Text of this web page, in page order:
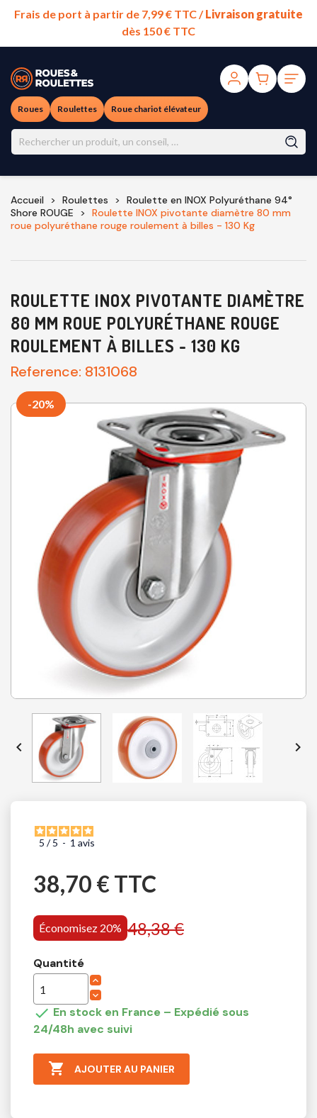
Frais de port à partir de 7,99 € TTC /Livraison gratuite
dès 150 € TTC
Roues Roulettes Roue chariot élévateur
Accueil Roulettes
Roulette en INOX Polyuréthane 94°
Shore ROUGE
Roulette INOX pivotante diamètre 80 mm
roue polyuréthane rouge roulement à billes - 130 Kg
ROULETTE INOX PIVOTANTE DIAMÈTRE
80 MM ROUE POLYURÉTHANE ROUGE
ROULEMENT À BILLES - 130 KG
Reference: 8131068
-20%
 
5 / 5 - 1 avis
38,70 € TTC
Économisez 20% 48,38 €
Quantité
 En stock en France – Expédié sous
24/48h avec suivi
 AJOUTER AU PANIER